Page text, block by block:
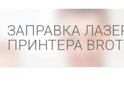
ЗАПРАВКА
ПРИНТЕРА